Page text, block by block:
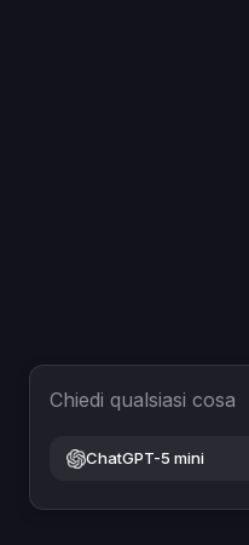
Chiedi qualsiasi cosa
ChatGPT-5 mini